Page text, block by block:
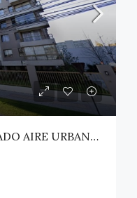
DEPARTAMENTO AMOBLADO AIRE URBANO (PAZ) – TALCA